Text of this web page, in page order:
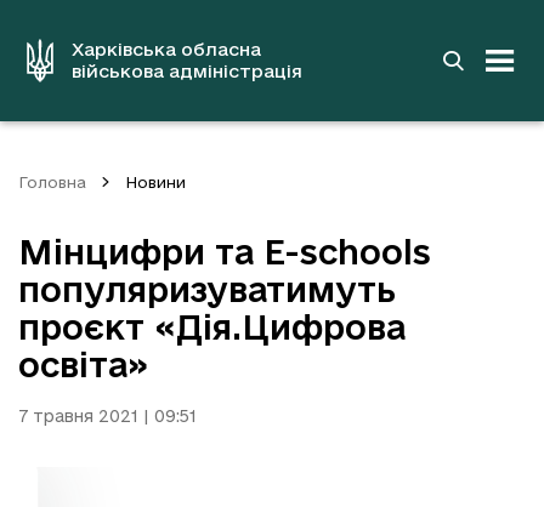
вмістуХарківська обласна
військова адміністрація
Головна Новини
Мінцифри та E-schools
популяризуватимуть
проєкт «Дія.Цифрова
освіта»
7 травня 2021 | 09:51